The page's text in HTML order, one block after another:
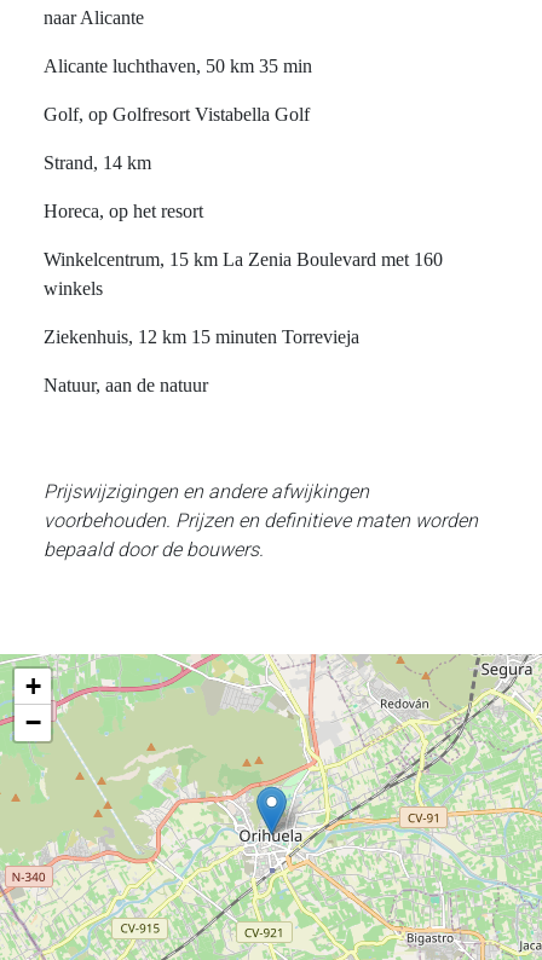
naar Alicante
Alicante luchthaven, 50 km 35 min
Golf, op Golfresort Vistabella Golf
Strand, 14 km
Horeca, op het resort
Winkelcentrum, 15 km La Zenia Boulevard met 160
winkels
Ziekenhuis, 12 km 15 minuten Torrevieja
Natuur, aan de natuur
Prijswijzigingen en andere afwijkingen
voorbehouden. Prijzen en definitieve maten worden
bepaald door de bouwers.
+
−